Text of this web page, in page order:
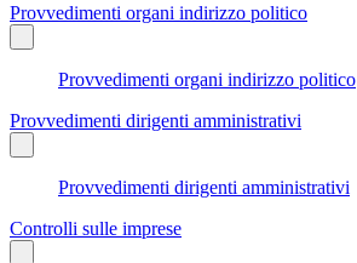
Provvedimenti organi indirizzo politico
Provvedimenti organi indirizzo politico
Provvedimenti dirigenti amministrativi
Provvedimenti dirigenti amministrativi
Controlli sulle imprese